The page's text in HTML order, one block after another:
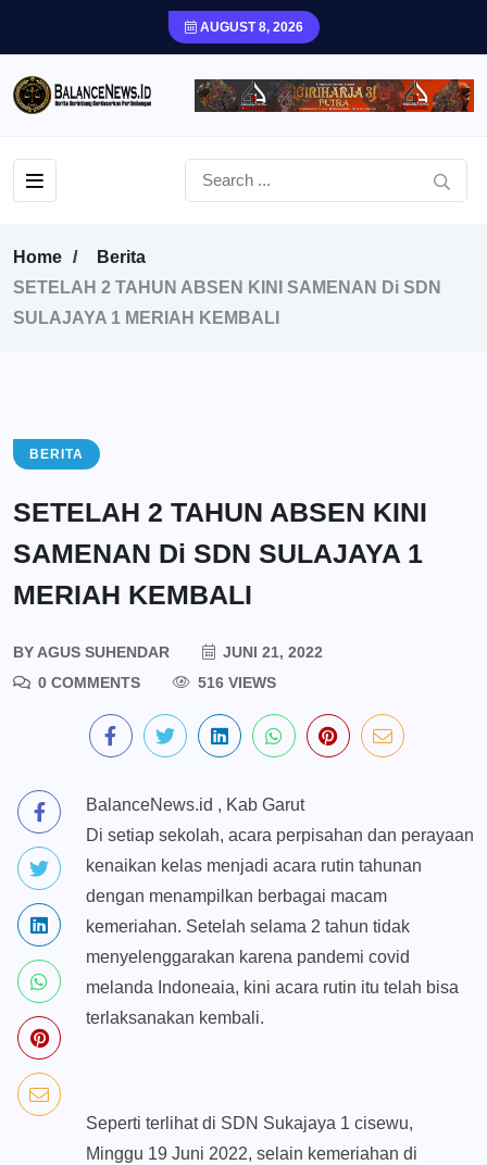
AUGUST 8, 2026
Home
Berita
SETELAH 2 TAHUN ABSEN KINI SAMENAN Di SDN
SULAJAYA 1 MERIAH KEMBALI
BERITA
SETELAH 2 TAHUN ABSEN KINI
SAMENAN Di SDN SULAJAYA 1
MERIAH KEMBALI
BYAGUS SUHENDAR
JUNI 21, 2022
0 COMMENTS
516 VIEWS
BalanceNews.id , Kab Garut
Di setiap sekolah, acara perpisahan dan perayaan
kenaikan kelas menjadi acara rutin tahunan
dengan menampilkan berbagai macam
kemeriahan. Setelah selama 2 tahun tidak
menyelenggarakan karena pandemi covid
melanda Indoneaia, kini acara rutin itu telah bisa
terlaksanakan kembali.
Seperti terlihat di SDN Sukajaya 1 cisewu,
Minggu 19 Juni 2022, selain kemeriahan di